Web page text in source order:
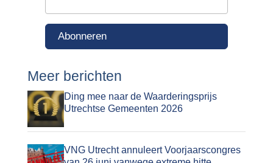
Abonneren
Meer berichten
Ding mee naar de Waarderingsprijs
Utrechtse Gemeenten 2026
VNG Utrecht annuleert Voorjaarscongres